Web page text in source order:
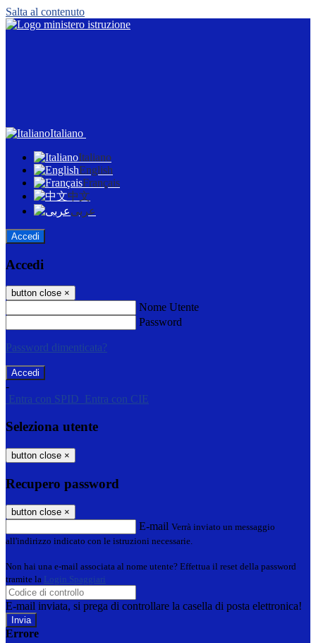
Salta al contenuto
Italiano
Italiano
English
Français
中文
عربى
Accedi
Accedi
button close ×
Nome Utente
Password
Password dimenticata?
-
Entra con SPID
Entra con CIE
Seleziona utente
button close ×
Recupero password
button close ×
E-mail Verrà inviato un messaggio
all'indirizzo indicato con le istruzioni necessarie.
Non hai una e-mail associata al nome utente? Effettua il reset della password
tramite la Login Spaggiari
E-mail inviata, si prega di controllare la casella di posta elettronica!
Errore